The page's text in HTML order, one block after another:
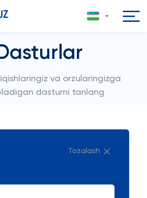
va orzularingizga
dasturni tanlang
Tozalash